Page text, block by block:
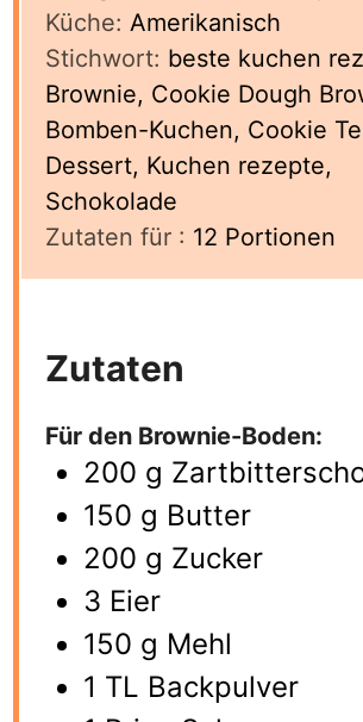
Küche: Amerikanisch
Stichwort: beste kuchen
Brownie, Cookie Dough
Bomben-Kuchen, Cookie
Dessert, Kuchen rezepte,
Schokolade
Zutaten für : 12 Portionen
Zutaten
Für den Brownie-Boden:
200 g
150 g Butter
200 g Zucker
3 Eier
150 g Mehl
1 TL Backpulver